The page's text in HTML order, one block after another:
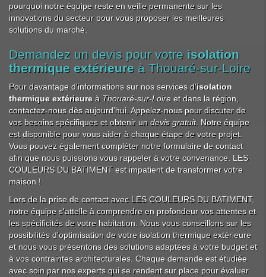
pourquoi notre équipe reste en veille permanente sur les
innovations du secteur pour vous proposer les meilleures
solutions du marché.
Demandez un devis pour votre isolation
thermique extérieure à Thouaré-sur-Loire
Pour davantage d'informations sur nos services d'isolation
thermique extérieure à Thouaré-sur-Loire et dans la région,
contactez-nous dès aujourd'hui. Appelez-nous pour discuter de
vos besoins spécifiques et obtenir un devis gratuit. Notre équipe
est disponible pour vous aider à chaque étape de votre projet.
Vous pouvez également compléter notre formulaire de contact
afin que nous puissions vous rappeler à votre convenance. LES
COULEURS DU BATIMENT est impatient de transformer votre
maison !
Lors de la prise de contact avec LES COULEURS DU BATIMENT,
notre équipe s'attelle à comprendre en profondeur vos attentes et
les spécificités de votre habitation. Nous vous conseillons sur les
possibilités d'optimisation de votre isolation thermique extérieure
et nous vous présentons des solutions adaptées à votre budget et
à vos contraintes architecturales. Chaque demande est étudiée
avec soin par nos experts qui se rendent sur place pour évaluer